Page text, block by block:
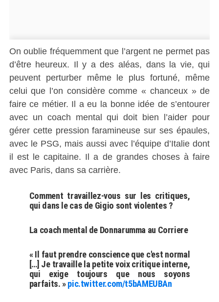
On oublie fréquemment que l’argent ne permet pas
d’être heureux. Il y a des aléas, dans la vie, qui
peuvent perturber même le plus fortuné, même
celui que l’on considère comme « chanceux » de
faire ce métier. Il a eu la bonne idée de s’entourer
avec un coach mental qui doit bien l’aider pour
gérer cette pression faramineuse sur ses épaules,
avec le PSG, mais aussi avec l’équipe d’Italie dont
il est le capitaine. Il a de grandes choses à faire
avec Paris, dans sa carrière.
Comment travaillez-vous sur les critiques,
qui dans le cas de Gigio sont violentes ?
La coach mental de Donnarumma au Corriere
« Il faut prendre conscience que c'est normal
[…] Je travaille la petite voix critique interne,
qui exige toujours que nous soyons
parfaits. »pic.twitter.com/t5bAMEUBAn